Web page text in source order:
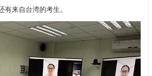
有来自台湾的考生。